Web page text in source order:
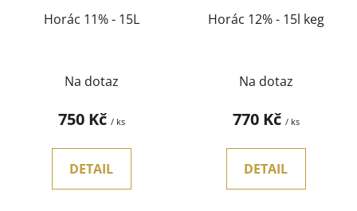
Horác 11% - 15L
Na dotaz
750 Kč / ks
DETAIL
Horác 12% - 15l keg
Na dotaz
770 Kč / ks
DETAIL